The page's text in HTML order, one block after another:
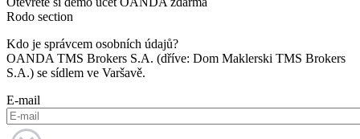
Rodo section
Kdo je správcem osobních údajů?
OANDA TMS Brokers S.A. (dříve: Dom Maklerski TMS Brokers
S.A.) se sídlem ve Varšavě.
E-mail